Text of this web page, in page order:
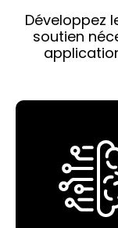
Développez
soutien